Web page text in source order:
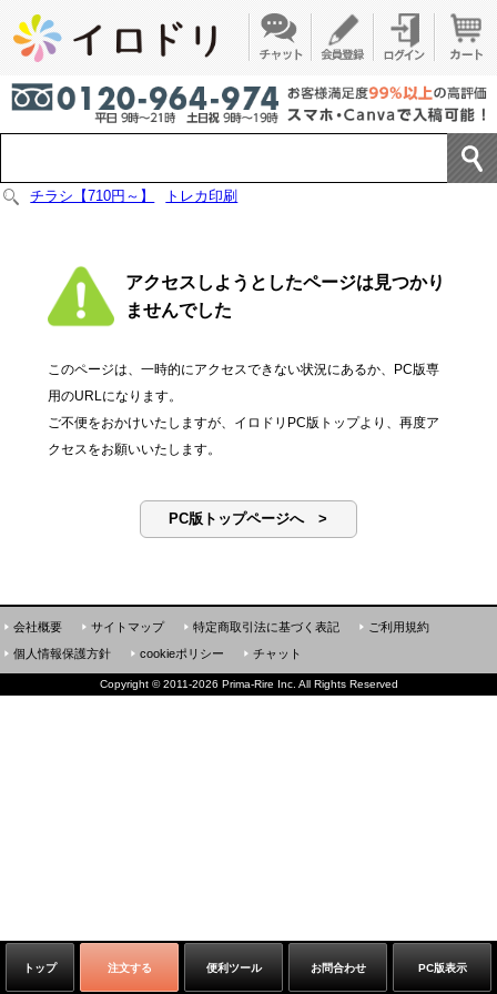
チラシ【710円～】 トレカ印刷
アクセスしようとしたページは見つかり
ませんでした
このページは、一時的にアクセスできない状況にあるか、PC版専
用のURLになります。
ご不便をおかけいたしますが、イロドリPC版トップより、再度ア
クセスをお願いいたします。
PC版トップページへ >
トップ 注文する 便利ツール お問合わせ PC版表示
会社概要 サイトマップ 特定商取引法に基づく表記
ご利用規約
個人情報保護方針
cookieポリシー チャット
Copyright ©2011-2026 Prima-Rire Inc. All Rights Reserved